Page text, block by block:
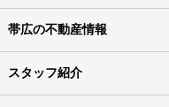
帯広の不動産情報
スタッフ紹介